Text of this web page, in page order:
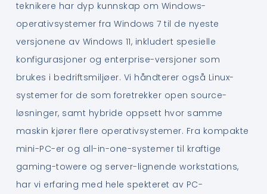
teknikere har dyp kunnskap om Windows-
operativsystemer fra Windows 7 til de nyeste
versjonene av Windows 11, inkludert spesielle
konfigurasjoner og enterprise-versjoner som
brukes i bedriftsmiljøer. Vi håndterer også Linux-
systemer for de som foretrekker open source-
løsninger, samt hybride oppsett hvor samme
maskin kjører flere operativsystemer. Fra kompakte
mini-PC-er og all-in-one-systemer til kraftige
gaming-towere og server-lignende workstations,
har vi erfaring med hele spekteret av PC-